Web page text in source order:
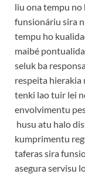
liu ona tempu no
funsionáriu sira
tempu ho
maibé
seluk ba
respeita hierakia
tenki lao tuir lei
envolvimentu
husu atu halo
kumprimentu
taferas sira
asegura servisu